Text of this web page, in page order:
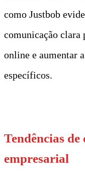
como Justbob
comunicação clara
online e aumentar a
específicos.
Tendências de
empresarial